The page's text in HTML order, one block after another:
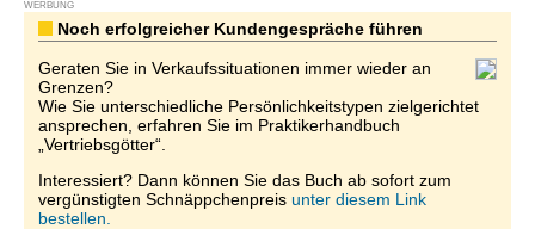
WERBUNG
Noch erfolgreicher Kundengespräche führen
Geraten Sie in Verkaufssituationen immer wieder an
Grenzen?
Wie Sie unterschiedliche Persönlichkeitstypen zielgerichtet
ansprechen, erfahren Sie im Praktikerhandbuch
„Vertriebsgötter“.
Interessiert? Dann können Sie das Buch ab sofort zum
vergünstigten Schnäppchenpreis unter diesem Link
bestellen.